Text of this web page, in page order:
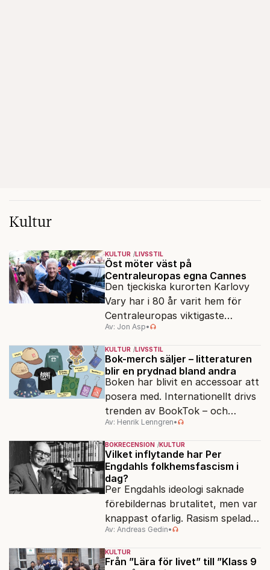
Kultur
KULTUR LIVSSTIL
Öst möter väst på
Centraleuropas egna Cannes
Den tjeckiska kurorten Karlovy
Vary har i 80 år varit hem för
Centraleuropas viktigaste
filmfestival – en plats där
Hollywoodglans möter
egensinnighet.
Av: Jon Asp•
KULTUR LIVSSTIL
Bok-merch säljer – litteraturen
blir en prydnad bland andra
Boken har blivit en accessoar att
posera med. Internationellt drivs
trenden av BookTok – och
förlagen följer efter.
Av: Henrik Lenngren•
BOKRECENSION KULTUR
Vilket inflytande har Per
Engdahls folkhemsfascism i
dag?
Per Engdahls ideologi saknade
förebildernas brutalitet, men var
knappast ofarlig. Rasism spelades
ned i förmån för "kultur". Känns
det igen?
Av: Andreas Gedin•
KULTUR
Från ”Lära för livet” till ”Klass 9